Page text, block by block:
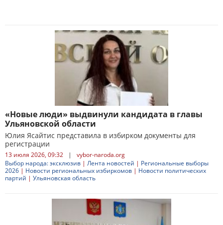
«Новые люди» выдвинули кандидата в главы
Ульяновской области
Юлия Ясайтис представила в избирком документы для
регистрации
13 июля 2026, 09:32 |
vybor-naroda.org
Выбор народа: эксклюзив | Лента новостей | Региональные выборы
2026 | Новости региональных избиркомов | Новости политических
партий | Ульяновская область